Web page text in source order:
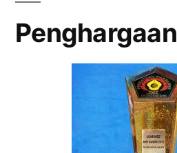
Penghargaan